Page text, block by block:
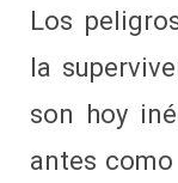
Los
la
son hoy
antes